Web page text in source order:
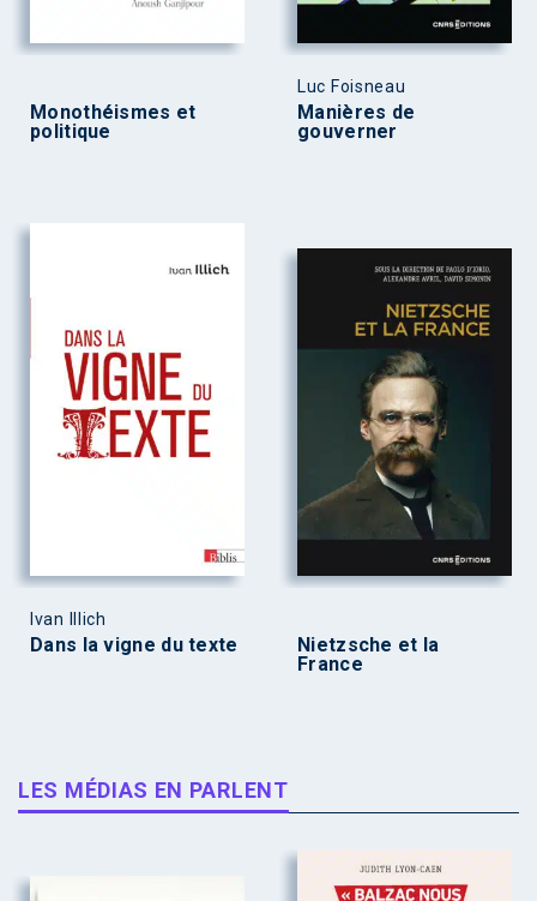
Monothéismes et
politique
Luc Foisneau
Manières de
gouverner
Ivan Illich
Dans la vigne du texte
Nietzsche et la
France
LES MÉDIAS EN PARLENT